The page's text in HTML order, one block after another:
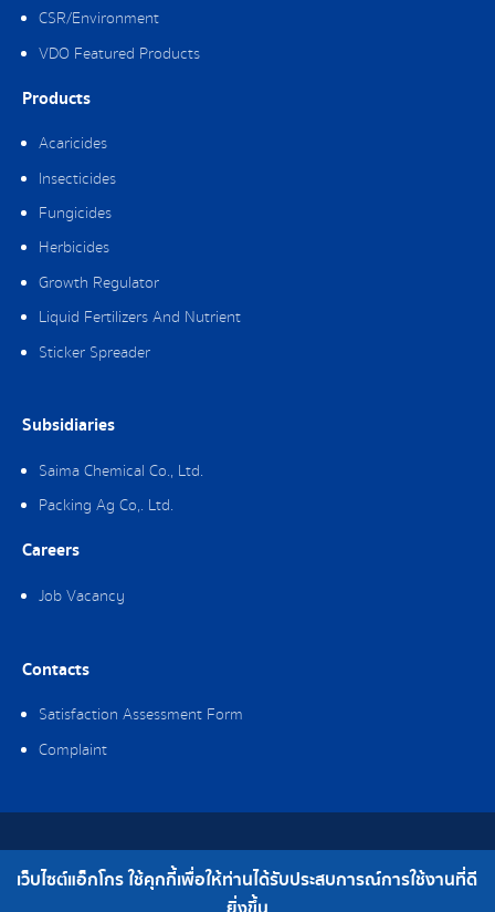
CSR/Environment
VDO Featured Products
Products
Acaricides
Insecticides
Fungicides
Herbicides
Growth Regulator
Liquid Fertilizers And Nutrient
Sticker Spreader
Subsidiaries
Saima Chemical Co., Ltd.
Packing Ag Co,. Ltd.
Careers
Job Vacancy
Contacts
Satisfaction Assessment Form
Complaint
Copyright © 2019 Ag-gro (Thailand) Co., Ltd. All Rights Reserved.
Telephone : 0-2308-2102 | Fax : 0-2308-2487
เว็บไซต์แอ็กโกร ใช้คุกกี้เพื่อให้ท่านได้รับประสบการณ์การใช้งานที่ดี